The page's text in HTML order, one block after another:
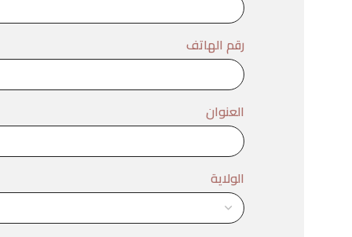
رقم الهاتف
العنوان
الولاية